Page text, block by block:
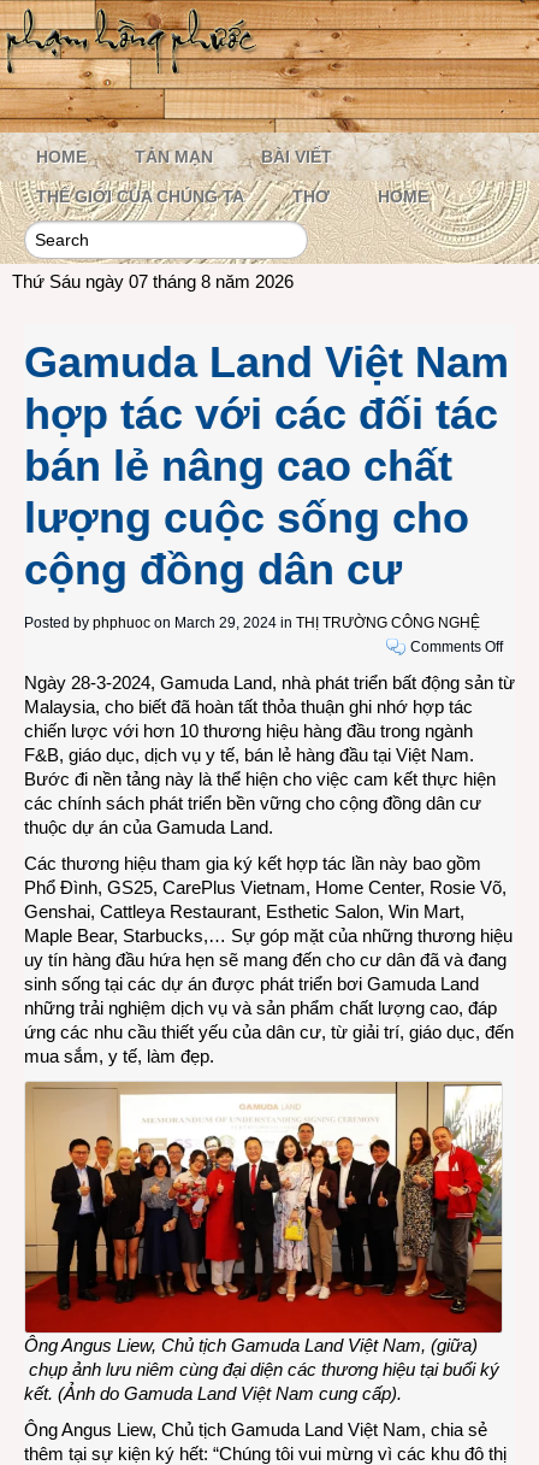
HOME TẢN MẠN BÀI VIẾT
THẾ GIỚI CỦA CHÚNG TA THƠ HOME
Thứ Sáu ngày 07 tháng 8 năm 2026
Gamuda Land Việt Nam
hợp tác với các đối tác
bán lẻ nâng cao chất
lượng cuộc sống cho
cộng đồng dân cư
Posted by phphuoc on March 29, 2024 in THỊ TRƯỜNG CÔNG NGHỆ
Comments Offon
Land
lẻ
nâng
Ngày 28-3-2024, Gamuda Land, nhà phát triển bất động sản từ
Malaysia, cho biết đã hoàn tất thỏa thuận ghi nhớ hợp tác
chiến lược với hơn 10 thương hiệu hàng đầu trong ngành
F&B, giáo dục, dịch vụ y tế, bán lẻ hàng đầu tại Việt Nam.
Bước đi nền tảng này là thể hiện cho việc cam kết thực hiện
các chính sách phát triển bền vững cho cộng đồng dân cư
thuộc dự án của Gamuda Land.
Các thương hiệu tham gia ký kết hợp tác lần này bao gồm
Phổ Đình, GS25, CarePlus Vietnam, Home Center, Rosie Võ,
Genshai, Cattleya Restaurant, Esthetic Salon, Win Mart,
Maple Bear, Starbucks,… Sự góp mặt của những thương hiệu
uy tín hàng đầu hứa hẹn sẽ mang đến cho cư dân đã và đang
sinh sống tại các dự án được phát triển bơi Gamuda Land
những trải nghiệm dịch vụ và sản phẩm chất lượng cao, đáp
ứng các nhu cầu thiết yếu của dân cư, từ giải trí, giáo dục, đến
mua sắm, y tế, làm đẹp.
Ông Angus Liew, Chủ tịch Gamuda Land Việt Nam, (giữa)
chụp ảnh lưu niêm cùng đại diện các thương hiệu tại buổi ký
kết. (Ảnh do Gamuda Land Việt Nam cung cấp).
Ông Angus Liew, Chủ tịch Gamuda Land Việt Nam, chia sẻ
thêm tại sự kiện ký hết: “Chúng tôi vui mừng vì các khu đô thị